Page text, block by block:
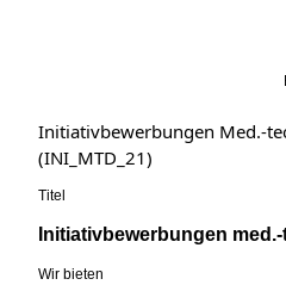
Initiativbewerbungen Med.-
(INI_MTD_21)
Titel
Initiativbewerbungen
Wir bieten